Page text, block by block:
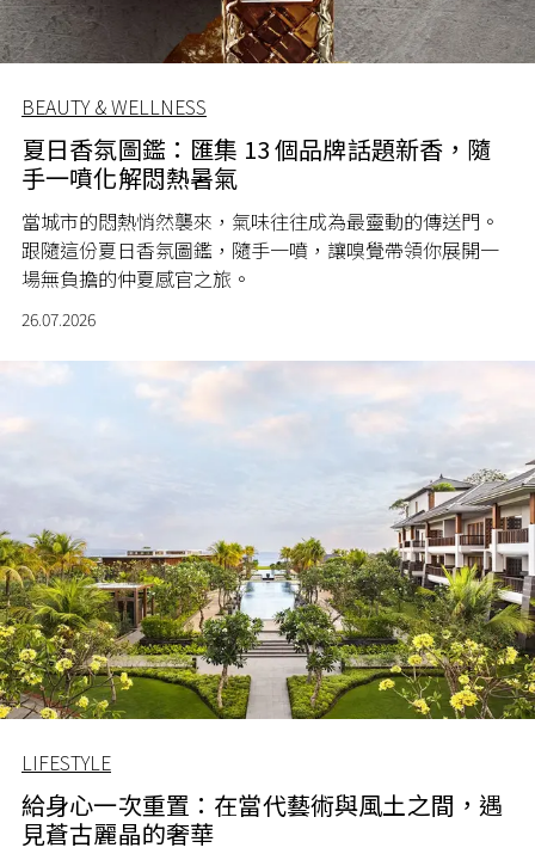
BEAUTY & WELLNESS
夏日香氛圖鑑：匯集 13 個品牌話題新香，隨
手一噴化解悶熱暑氣
當城市的悶熱悄然襲來，氣味往往成為最靈動的傳送門。
跟隨這份夏日香氛圖鑑，隨手一噴，讓嗅覺帶領你展開一
場無負擔的仲夏感官之旅。
26.07.2026
LIFESTYLE
給身心一次重置：在當代藝術與風土之間，遇
見蒼古麗晶的奢華